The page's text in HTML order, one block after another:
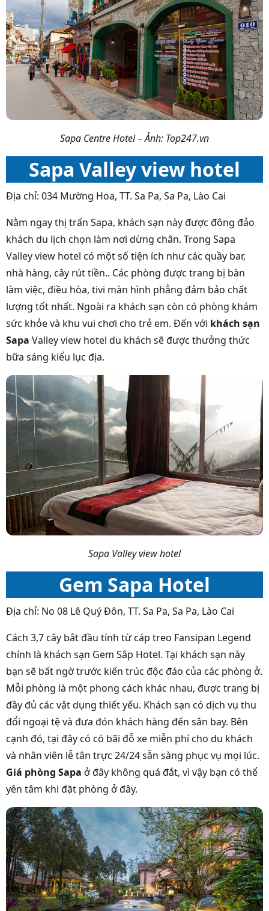
Sapa Centre Hotel – Ảnh: Top247.vn
Sapa Valley view hotel
Địa chỉ: 034 Mường Hoa, TT. Sa Pa, Sa Pa, Lào Cai
Nằm ngay thị trấn Sapa, khách sạn này được đông đảo
khách du lịch chọn làm nơi dừng chân. Trong Sapa
Valley view hotel có một số tiện ích như các quầy bar,
nhà hàng, cây rút tiền.. Các phòng được trang bị bàn
làm việc, điều hòa, tivi màn hình phẳng đảm bảo chất
lượng tốt nhất. Ngoài ra khách sạn còn có phòng khám
sức khỏe và khu vui chơi cho trẻ em. Đến với khách sạn
Sapa Valley view hotel du khách sẽ được thưởng thức
bữa sáng kiểu lục địa.
Sapa Valley view hotel
Gem Sapa Hotel
Địa chỉ: No 08 Lê Quý Đôn, TT. Sa Pa, Sa Pa, Lào Cai
Cách 3,7 cây bắt đầu tính từ cáp treo Fansipan Legend
chính là khách sạn Gem Sâp Hotel. Tại khách sạn này
bạn sẽ bất ngờ trước kiến trúc độc đáo của các phòng ở.
Mỗi phòng là một phong cách khác nhau, được trang bị
đầy đủ các vật dụng thiết yếu. Khách sạn có dịch vụ thu
đổi ngoại tệ và đưa đón khách hàng đến sân bay. Bên
cạnh đó, tại đây có có bãi đỗ xe miễn phí cho du khách
và nhân viên lễ tân trực 24/24 sẵn sàng phục vụ mọi lúc.
Giá phòng Sapa ở đây không quá đắt, vì vậy bạn có thể
yên tâm khi đặt phòng ở đây.